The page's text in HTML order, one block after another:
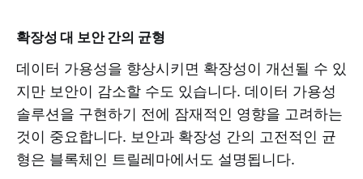
확장성 대 보안 간의 균형
데이터 가용성을 향상시키면 확장성이 개선될 수 있
지만 보안이 감소할 수도 있습니다. 데이터 가용성
솔루션을 구현하기 전에 잠재적인 영향을 고려하는
것이 중요합니다. 보안과 확장성 간의 고전적인 균
형은 블록체인 트릴레마에서도 설명됩니다.